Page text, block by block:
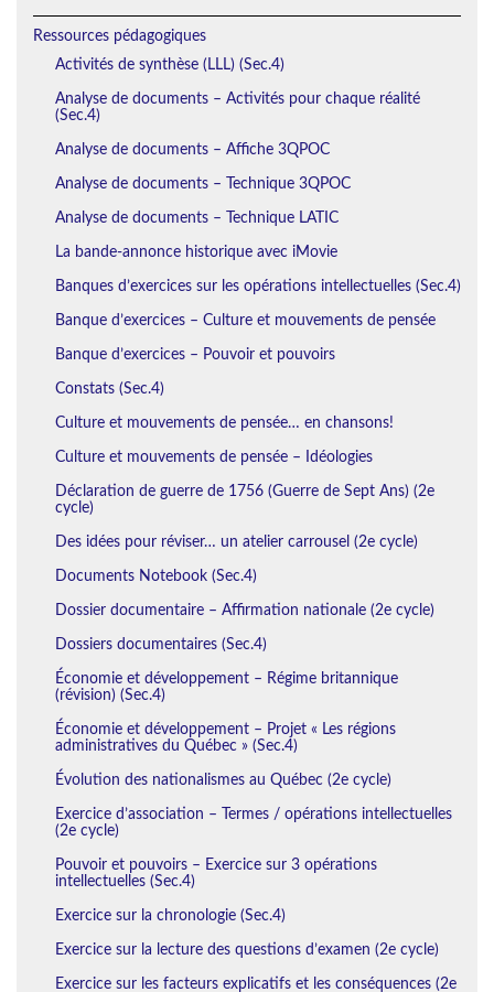
Ressources pédagogiques
Activités de synthèse (LLL) (Sec.4)
Analyse de documents – Activités pour chaque réalité
(Sec.4)
Analyse de documents – Affiche 3QPOC
Analyse de documents – Technique 3QPOC
Analyse de documents – Technique LATIC
La bande-annonce historique avec iMovie
Banques d’exercices sur les opérations intellectuelles (Sec.4)
Banque d’exercices – Culture et mouvements de pensée
Banque d’exercices – Pouvoir et pouvoirs
Constats (Sec.4)
Culture et mouvements de pensée… en chansons!
Culture et mouvements de pensée – Idéologies
Déclaration de guerre de 1756 (Guerre de Sept Ans) (2e
cycle)
Des idées pour réviser… un atelier carrousel (2e cycle)
Documents Notebook (Sec.4)
Dossier documentaire – Affirmation nationale (2e cycle)
Dossiers documentaires (Sec.4)
Économie et développement – Régime britannique
(révision) (Sec.4)
Économie et développement – Projet « Les régions
administratives du Québec » (Sec.4)
Évolution des nationalismes au Québec (2e cycle)
Exercice d’association – Termes / opérations intellectuelles
(2e cycle)
Pouvoir et pouvoirs – Exercice sur 3 opérations
intellectuelles (Sec.4)
Exercice sur la chronologie (Sec.4)
Exercice sur la lecture des questions d’examen (2e cycle)
Exercice sur les facteurs explicatifs et les conséquences (2e